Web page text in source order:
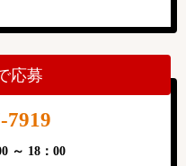
応募
7919
～ 18：00